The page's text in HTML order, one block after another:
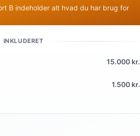
B indeholder alt hvad du har brug for
INKLUDERET
15.000 kr.
1.500 kr.